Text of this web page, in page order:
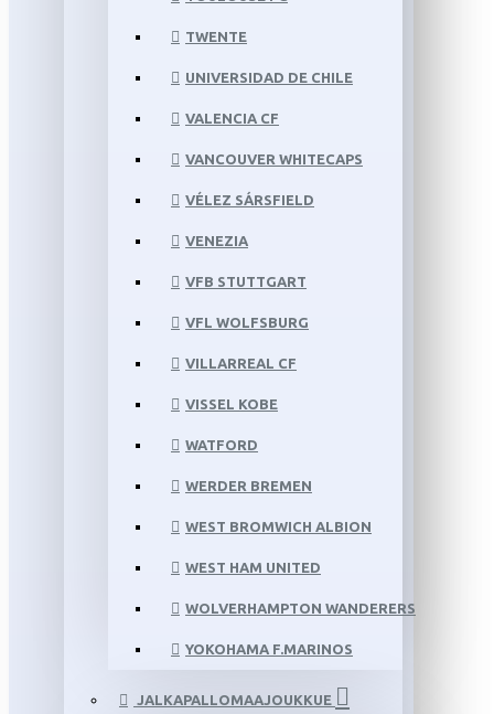
TWENTE
UNIVERSIDAD DE CHILE
VALENCIA CF
VANCOUVER WHITECAPS
VÉLEZ SÁRSFIELD
VENEZIA
VFB STUTTGART
VFL WOLFSBURG
VILLARREAL CF
VISSEL KOBE
WATFORD
WERDER BREMEN
WEST BROMWICH ALBION
WEST HAM UNITED
WOLVERHAMPTON WANDERERS
YOKOHAMA F.MARINOS
JALKAPALLOMAAJOUKKUE